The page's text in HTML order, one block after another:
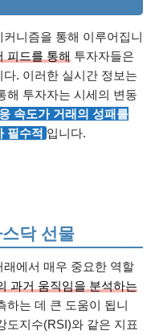
니즘을 통해 이루어집니
피드를 통해 투자자들은
. 이러한 실시간 정보는
해 투자자는 시세의 변동
속도가 거래의 성패를
필수적 입니다.
닥 선물
에서 매우 중요한 역할
과거 움직임을 분석하는
하는 데 큰 도움이 됩니
도지수(RSI)와 같은 지표